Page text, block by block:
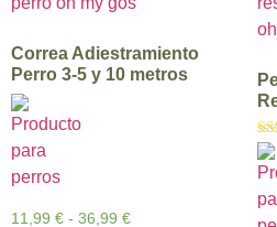
Correa Adiestramiento
Perro 3-5 y 10 metros
11,99 € - 36,99 €
5.00
de